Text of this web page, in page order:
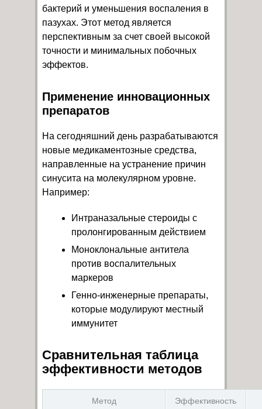
бактерий и уменьшения воспаления в
пазухах. Этот метод является
перспективным за счет своей высокой
точности и минимальных побочных
эффектов.
Применение инновационных
препаратов
На сегодняшний день разрабатываются
новые медикаментозные средства,
направленные на устранение причин
синусита на молекулярном уровне.
Например:
Интраназальные стероиды с
пролонгированным действием
Моноклональные антитела
против воспалительных
маркеров
Генно-инженерные препараты,
которые модулируют местный
иммунитет
Сравнительная таблица
эффективности методов
Метод Эффективность